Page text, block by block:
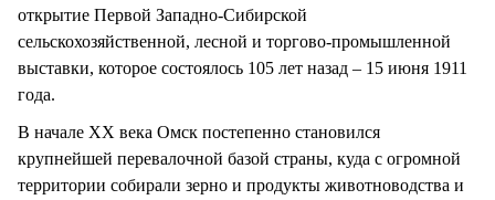
открытие Первой Западно-Сибирской
сельскохозяйственной, лесной и торгово-промышленной
выставки, которое состоялось 105 лет назад – 15 июня 1911
года.
В начале XX века Омск постепенно становился
крупнейшей перевалочной базой страны, куда с огромной
территории собирали зерно и продукты животноводства и